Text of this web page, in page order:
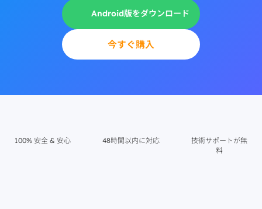
Android版をダウンロード
今すぐ購入
100% 安全 & 安心 48時間以内に対応
技術サポートが無
料